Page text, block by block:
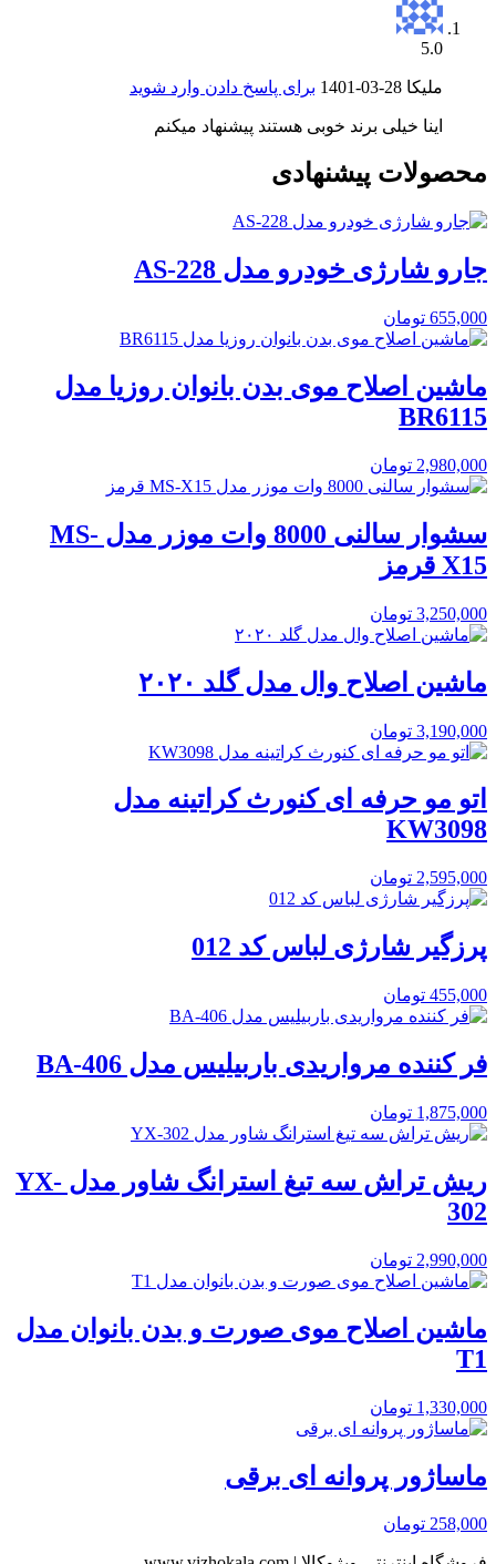
5.0
ملیکا 1401-03-28 برای پاسخ دادن وارد شوید
اینا خیلی برند خوبی هستند پیشنهاد میکنم
محصولات پیشنهادی
جارو شارژی خودرو مدل AS-228
655,000 تومان
ماشین اصلاح موی بدن بانوان روزیا مدل
BR6115
2,980,000 تومان
سشوار سالنی 8000 وات موزر مدل MS-
X15 قرمز
3,250,000 تومان
ماشین اصلاح وال مدل گلد ۲۰۲۰
3,190,000 تومان
اتو مو حرفه ای کنورث کراتینه مدل
KW3098
2,595,000 تومان
پرزگیر شارژی لباس کد 012
455,000 تومان
فر کننده مرواریدی باربیلیس مدل BA-406
1,875,000 تومان
ریش تراش سه تیغ استرانگ شاور مدل YX-
302
2,990,000 تومان
ماشین اصلاح موی صورت و بدن بانوان مدل
T1
1,330,000 تومان
ماساژور پروانه ای برقی
258,000 تومان